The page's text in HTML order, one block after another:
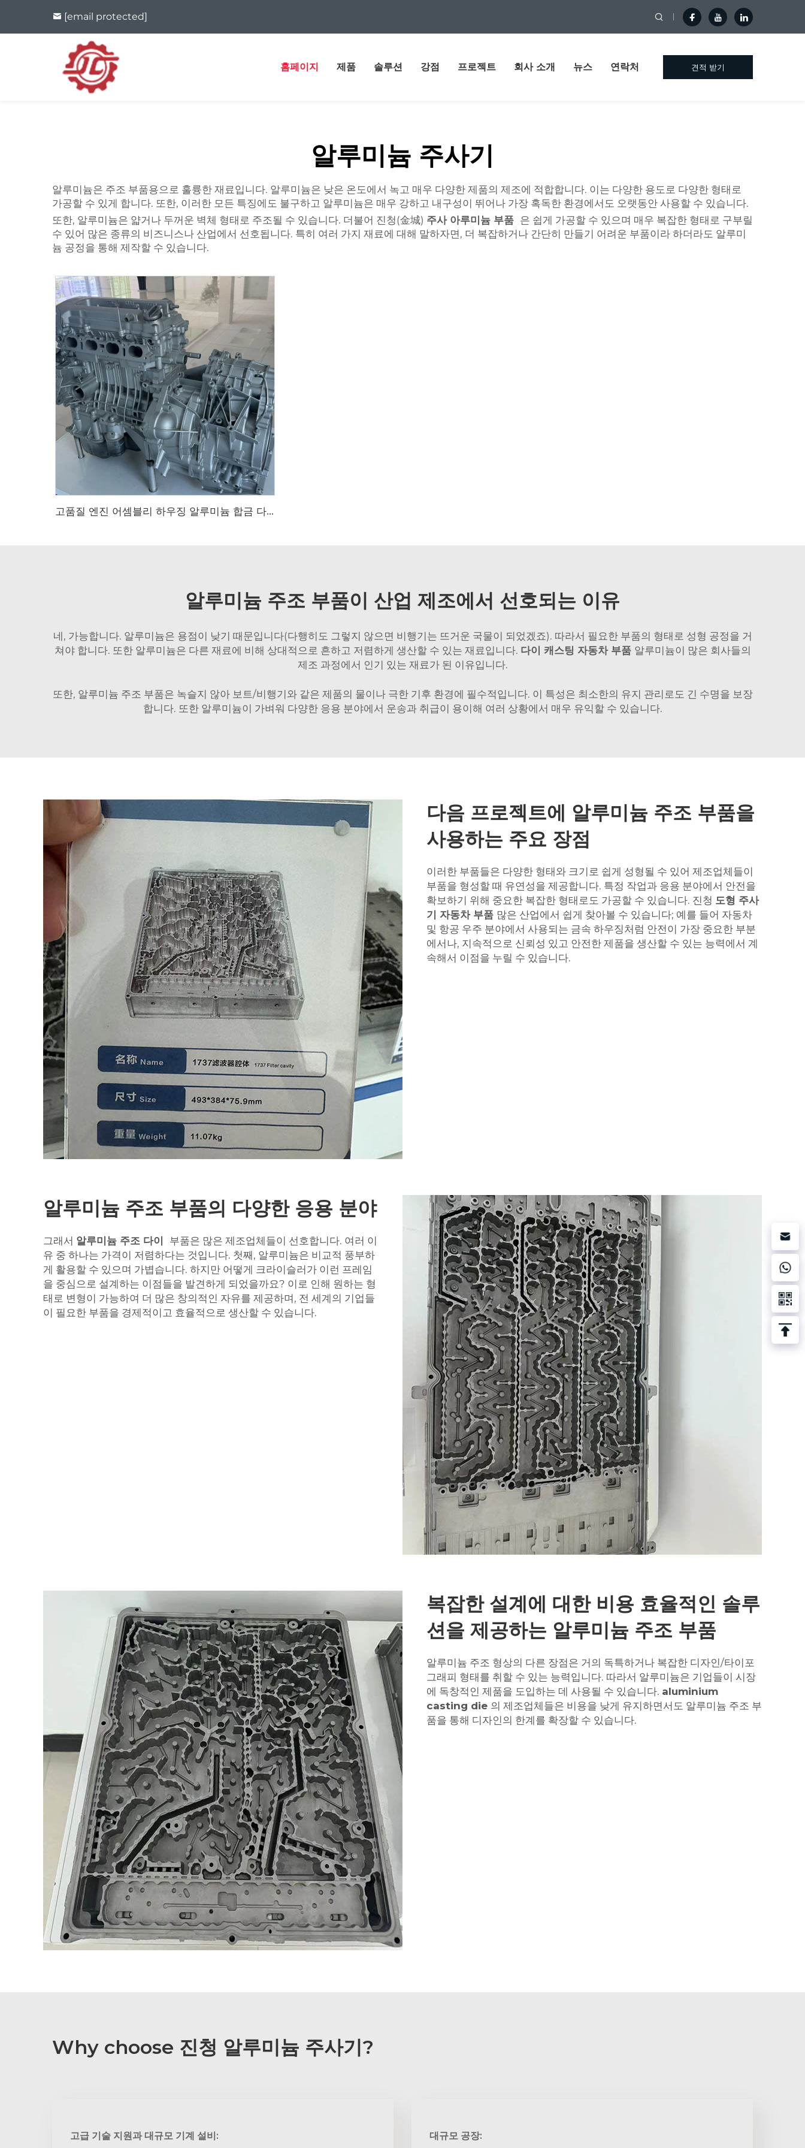
[email protected]
홈페이지 제품 솔루션 강점 프로젝트 회사 소개 뉴스 연락처 견적 받기
알루미늄 주사기
알루미늄은 주조 부품용으로 훌륭한 재료입니다. 알루미늄은 낮은 온도에서 녹고 매우 다양한 제품의 제조에 적합합니다. 이는 다양한 용도로 다양한 형태로
가공할 수 있게 합니다. 또한, 이러한 모든 특징에도 불구하고 알루미늄은 매우 강하고 내구성이 뛰어나 가장 혹독한 환경에서도 오랫동안 사용할 수 있습니다.
또한, 알루미늄은 얇거나 두꺼운 벽체 형태로 주조될 수 있습니다. 더불어 진청(金城) 주사 아루미늄 부품 은 쉽게 가공할 수 있으며 매우 복잡한 형태로 구부릴
수 있어 많은 종류의 비즈니스나 산업에서 선호됩니다. 특히 여러 가지 재료에 대해 말하자면, 더 복잡하거나 간단히 만들기 어려운 부품이라 하더라도 알루미
늄 공정을 통해 제작할 수 있습니다.
고품질 엔진 어셈블리 하우징 알루미늄 합금 다이 캐스팅 OEM 품질 대형 공급업체 조달에 적합
알루미늄 주조 부품이 산업 제조에서 선호되는 이유
네, 가능합니다. 알루미늄은 용점이 낮기 때문입니다(다행히도 그렇지 않으면 비행기는 뜨거운 국물이 되었겠죠). 따라서 필요한 부품의 형태로 성형 공정을 거
쳐야 합니다. 또한 알루미늄은 다른 재료에 비해 상대적으로 흔하고 저렴하게 생산할 수 있는 재료입니다. 다이 캐스팅 자동차 부품 알루미늄이 많은 회사들의
제조 과정에서 인기 있는 재료가 된 이유입니다.
또한, 알루미늄 주조 부품은 녹슬지 않아 보트/비행기와 같은 제품의 물이나 극한 기후 환경에 필수적입니다. 이 특성은 최소한의 유지 관리로도 긴 수명을 보장
합니다. 또한 알루미늄이 가벼워 다양한 응용 분야에서 운송과 취급이 용이해 여러 상황에서 매우 유익할 수 있습니다.
다음 프로젝트에 알루미늄 주조 부품을
사용하는 주요 장점
이러한 부품들은 다양한 형태와 크기로 쉽게 성형될 수 있어 제조업체들이
부품을 형성할 때 유연성을 제공합니다. 특정 작업과 응용 분야에서 안전을
확보하기 위해 중요한 복잡한 형태로도 가공할 수 있습니다. 진청 도형 주사
기 자동차 부품 많은 산업에서 쉽게 찾아볼 수 있습니다; 예를 들어 자동차
및 항공 우주 분야에서 사용되는 금속 하우징처럼 안전이 가장 중요한 부분
에서나, 지속적으로 신뢰성 있고 안전한 제품을 생산할 수 있는 능력에서 계
속해서 이점을 누릴 수 있습니다.
알루미늄 주조 부품의 다양한 응용 분야
그래서 알루미늄 주조 다이
부품은 많은 제조업체들이 선호합니다. 여러 이
유 중 하나는 가격이 저렴하다는 것입니다. 첫째, 알루미늄은 비교적 풍부하
게 활용할 수 있으며 가볍습니다. 하지만 어떻게 크라이슬러가 이런 프레임
을 중심으로 설계하는 이점들을 발견하게 되었을까요? 이로 인해 원하는 형
태로 변형이 가능하여 더 많은 창의적인 자유를 제공하며, 전 세계의 기업들
이 필요한 부품을 경제적이고 효율적으로 생산할 수 있습니다.
복잡한 설계에 대한 비용 효율적인 솔루
션을 제공하는 알루미늄 주조 부품
알루미늄 주조 형상의 다른 장점은 거의 독특하거나 복잡한 디자인/타이포
그래피 형태를 취할 수 있는 능력입니다. 따라서 알루미늄은 기업들이 시장
에 독창적인 제품을 도입하는 데 사용될 수 있습니다. aluminium
casting die 의 제조업체들은 비용을 낮게 유지하면서도 알루미늄 주조 부
품을 통해 디자인의 한계를 확장할 수 있습니다.
Why choose 진청 알루미늄 주사기?
고급 기술 지원과 대규모 기계 설비: 대규모 공장: